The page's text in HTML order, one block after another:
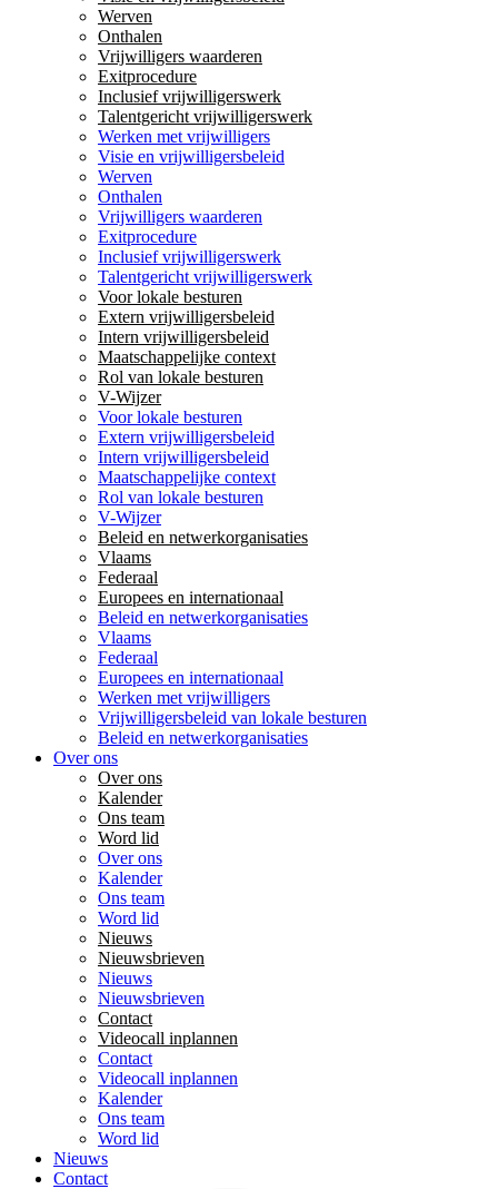
Werven
Onthalen
Vrijwilligers waarderen
Exitprocedure
Inclusief vrijwilligerswerk
Talentgericht vrijwilligerswerk
Werken met vrijwilligers
Visie en vrijwilligersbeleid
Werven
Onthalen
Vrijwilligers waarderen
Exitprocedure
Inclusief vrijwilligerswerk
Talentgericht vrijwilligerswerk
Voor lokale besturen
Extern vrijwilligersbeleid
Intern vrijwilligersbeleid
Maatschappelijke context
Rol van lokale besturen
V-Wijzer
Voor lokale besturen
Extern vrijwilligersbeleid
Intern vrijwilligersbeleid
Maatschappelijke context
Rol van lokale besturen
V-Wijzer
Beleid en netwerkorganisaties
Vlaams
Federaal
Europees en internationaal
Beleid en netwerkorganisaties
Vlaams
Federaal
Europees en internationaal
Werken met vrijwilligers
Vrijwilligersbeleid van lokale besturen
Beleid en netwerkorganisaties
Over ons
Over ons
Kalender
Ons team
Word lid
Over ons
Kalender
Ons team
Word lid
Nieuws
Nieuwsbrieven
Nieuws
Nieuwsbrieven
Contact
Videocall inplannen
Contact
Videocall inplannen
Kalender
Ons team
Word lid
Nieuws
Contact